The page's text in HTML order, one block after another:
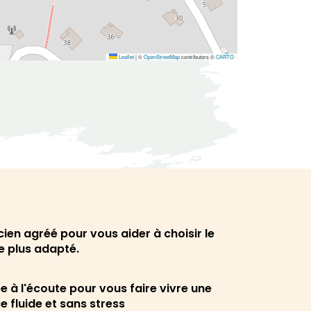
Leaflet|©OpenStreetMapcontributors ©CARTO
agréé pour vous aider à choisir le
plus adapté.
à l'écoute pour vous faire vivre une
fluide et sans stress